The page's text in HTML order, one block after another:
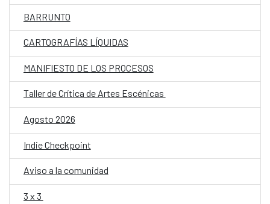
BARRUNTO
CARTOGRAFÍAS LÍQUIDAS
MANIFIESTO DE LOS PROCESOS
Taller de Crítica de Artes Escénicas
Agosto 2026
Indie Checkpoint
Aviso a la comunidad
3 x 3